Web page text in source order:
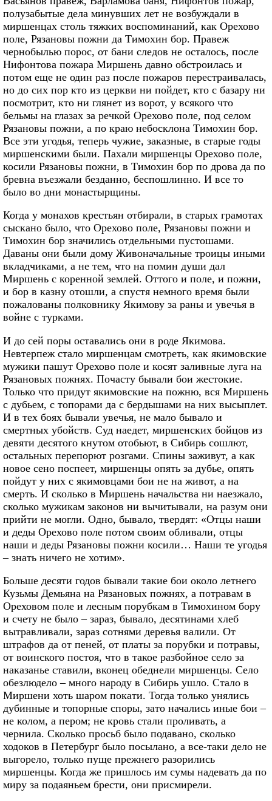
полузабытые дела минувших лет не возбуждали в
миршенцах столь тяжких воспоминаний, как Орехово
поле, Рязановы пожни да Тимохин бор. Правеж
чернобылью порос, от бани следов не осталось, после
Нифонтова пожара Миршень давно обстроилась и
потом еще не один раз после пожаров перестраивалась,
но до сих пор кто из церкви ни пойдет, кто с базару ни
посмотрит, кто ни глянет из ворот, у всякого что
бельмы на глазах за речкой Орехово поле, под селом
Рязановы пожни, а по краю небосклона Тимохин бор.
Все эти угодья, теперь чужие, заказные, в старые годы
миршенскими были. Пахали миршенцы Орехово поле,
косили Рязановы пожни, в Тимохин бор по дрова да по
бревна въезжали безданно, беспошлинно. И все то
было во дни монастырщины.
Когда у монахов крестьян отбирали, в старых грамотах
сыскано было, что Орехово поле, Рязановы пожни и
Тимохин бор значились отдельными пустошами.
Даваны они были дому Живоначальные троицы иными
вкладчиками, а не тем, что на помин души дал
Миршень с коренной землей. Оттого и поле, и пожни,
и бор в казну отошли, а спустя немного время были
пожалованы полковнику Якимову за раны и увечья в
войне с турками.
И до сей поры оставались они в роде Якимова.
Невтерпеж стало миршенцам смотреть, как якимовские
мужики пашут Орехово поле и косят заливные луга на
Рязановых пожнях. Почасту бывали бои жестокие.
Только что придут якимовские на пожню, вся Миршень
с дубьем, с топорами да с бердышами на них высыплет.
И в тех боях бывали увечья, не мало бывало и
смертных убойств. Суд наедет, миршенских бойцов из
девяти десятого кнутом отобьют, в Сибирь сошлют,
остальных перепорют розгами. Спины заживут, а как
новое сено поспеет, миршенцы опять за дубье, опять
пойдут у них с якимовцами бои не на живот, а на
смерть. И сколько в Миршень начальства ни наезжало,
сколько мужикам законов ни вычитывали, на разум они
прийти не могли. Одно, бывало, твердят: «Отцы наши
и деды Орехово поле потом своим обливали, отцы
наши и деды Рязановы пожни косили… Наши те угодья
– знать ничего не хотим».
Больше десяти годов бывали такие бои около летнего
Кузьмы Демьяна на Рязановых пожнях, а потравам в
Ореховом поле и лесным порубкам в Тимохином бору
и счету не было – зараз, бывало, десятинами хлеб
вытравливали, зараз сотнями деревья валили. От
штрафов да от пеней, от платы за порубки и потравы,
от воинского постоя, что в такое разбойное село за
наказанье ставили, вконец обеднели миршенцы. Село
обезлюдело – много народу в Сибирь ушло. Стало в
Миршени хоть шаром покати. Тогда только унялись
дубинные и топорные споры, зато начались иные бои –
не колом, а пером; не кровь стали проливать, а
чернила. Сколько просьб было подавано, сколько
ходоков в Петербург было посылано, а все-таки дело не
выгорело, только пуще прежнего разорились
миршенцы. Когда же пришлось им сумы надевать да по
миру за подаяньем брести, они присмирели.